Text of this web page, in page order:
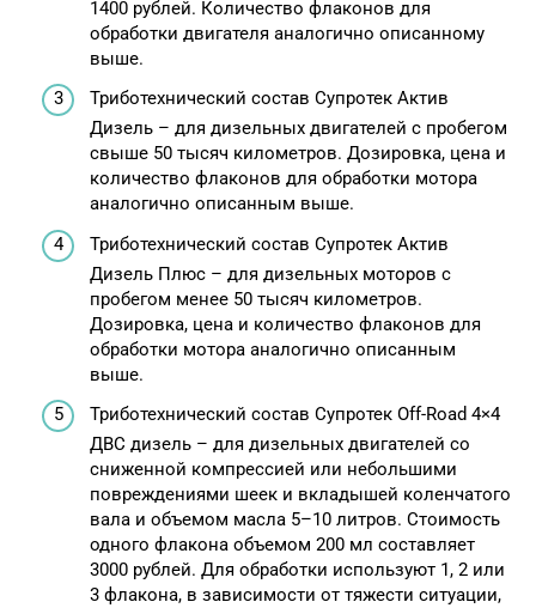
1400 рублей. Количество флаконов для
обработки двигателя аналогично описанному
выше.
Триботехнический состав Супротек Актив
Дизель – для дизельных двигателей с пробегом
свыше 50 тысяч километров. Дозировка, цена и
количество флаконов для обработки мотора
аналогично описанным выше.
Триботехнический состав Супротек Актив
Дизель Плюс – для дизельных моторов с
пробегом менее 50 тысяч километров.
Дозировка, цена и количество флаконов для
обработки мотора аналогично описанным
выше.
Триботехнический состав Супротек Off-Road 4×4
ДВС дизель – для дизельных двигателей со
сниженной компрессией или небольшими
повреждениями шеек и вкладышей коленчатого
вала и объемом масла 5–10 литров. Стоимость
одного флакона объемом 200 мл составляет
3000 рублей. Для обработки используют 1, 2 или
3 флакона, в зависимости от тяжести ситуации,